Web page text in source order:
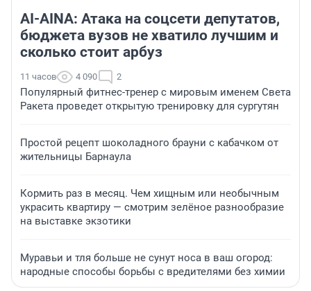
AI-AINA: Атака на соцсети депутатов,
бюджета вузов не хватило лучшим и
сколько стоит арбуз
11 часов 4 090 2
Популярный фитнес-тренер с мировым именем Света
Ракета проведет открытую тренировку для сургутян
Простой рецепт шоколадного брауни с кабачком от
жительницы Барнаула
Кормить раз в месяц. Чем хищным или необычным
украсить квартиру — смотрим зелёное разнообразие
на выставке экзотики
Муравьи и тля больше не сунут носа в ваш огород:
народные способы борьбы с вредителями без химии